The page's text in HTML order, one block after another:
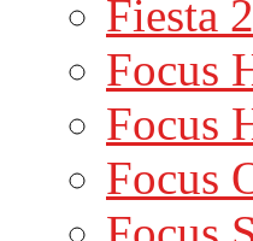
Fiesta
Focus
Focus
Focus